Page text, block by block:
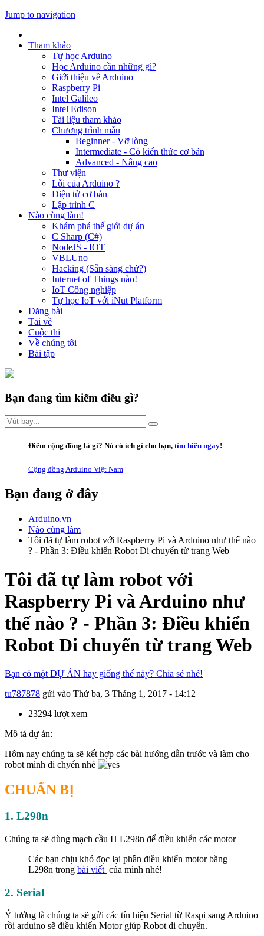
Jump to navigation
Tham khảo
Tự học Arduino
Học Arduino cần những gì?
Giới thiệu về Arduino
Raspberry Pi
Intel Galileo
Intel Edison
Tài liệu tham khảo
Chương trình mẫu
Beginner - Vỡ lòng
Intermediate - Có kiến thức cơ bản
Advanced - Nâng cao
Thư viện
Lỗi của Arduino ?
Điện tử cơ bản
Lập trình C
Nào cùng làm!
Khám phá thế giới dự án
C Sharp (C#)
NodeJS - IOT
VBLUno
Hacking (Sẵn sàng chứ?)
Internet of Things nào!
IoT Công nghiệp
Tự học IoT với iNut Platform
Đăng bài
Tải về
Cuộc thi
Về chúng tôi
Bài tập
Bạn đang tìm kiếm điều gì?
Điểm cộng đồng là gì? Nó có ích gì cho bạn, tìm hiểu ngay!
Cộng đồng Arduino Việt Nam
Bạn đang ở đây
Arduino.vn
Nào cùng làm
Tôi đã tự làm robot với Raspberry Pi và Arduino như thế nào
? - Phần 3: Điều khiển Robot Di chuyển từ trang Web
Tôi đã tự làm robot với
Raspberry Pi và Arduino như
thế nào ? - Phần 3: Điều khiển
Robot Di chuyển từ trang Web
Bạn có một DỰ ÁN hay giống thế này? Chia sẻ nhé!
tu787878 gửi vào Thứ ba, 3 Tháng 1, 2017 - 14:12
23294 lượt xem
Mô tả dự án:
Hôm nay chúng ta sẽ kết hợp các bài hướng dẫn trước và làm cho
robot mình di chyển nhé
CHUẨN BỊ
1. L298n
Chúng ta sẽ dùng mạch cầu H L298n để điều khiển các motor
Các bạn chịu khó đọc lại phần điều khiển motor bằng
L298n trong bài viết của mình nhé!
2. Serial
Ý tưởng là chúng ta sẽ gửi các tín hiệu Serial từ Raspi sang Arduino
rồi arduino sẽ điều khiển Motor giúp Robot di chuyển.